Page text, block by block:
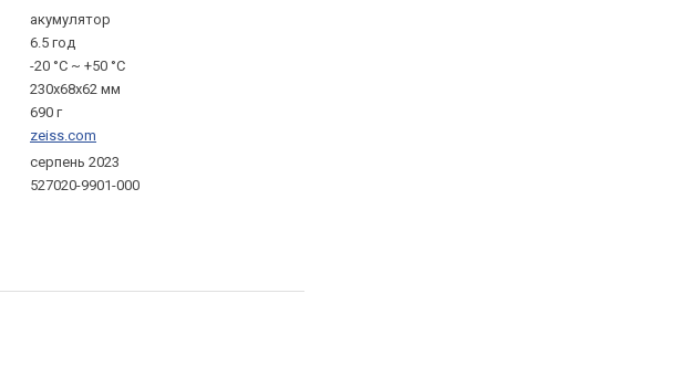
акумулятор
6.5 год
-20 °C ~ +50 °С
230x68x62 мм
690 г
zeiss.com
серпень 2023
527020-9901-000